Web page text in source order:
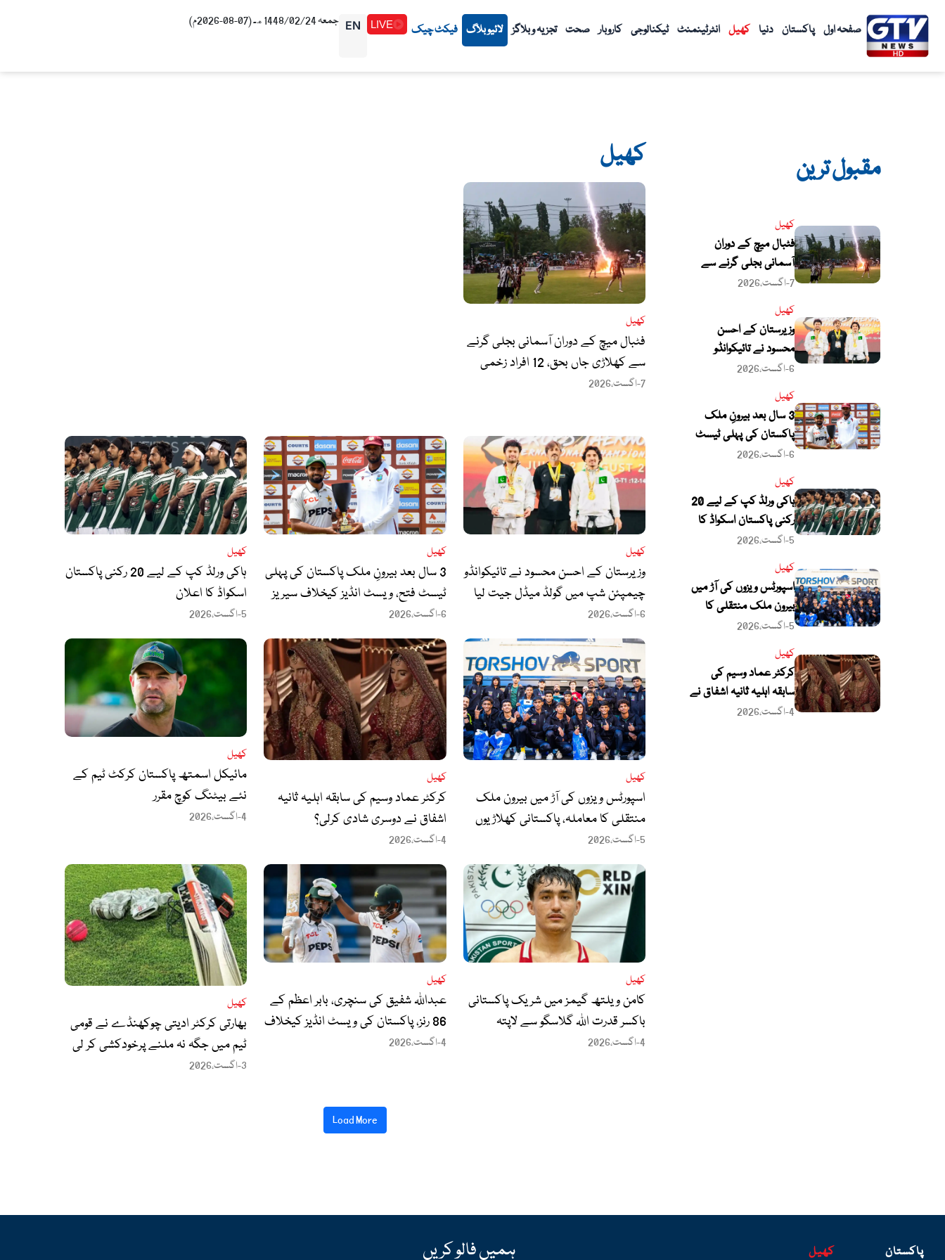
صفحہ اول پاکستان دنیا کھیل انٹرٹینمنٹ ٹیکنالوجی کاروبار صحت تجزیہ و بلاگز لائیو بلاگ فیکٹ چیک LIVE
EN جمعہ 1448/02/24هـ (07-08-2026م)
مقبول ترین
کھیل
فٹبال میچ کے دوران
آسمانی بجلی گرنے سے
زخمی
7-اگست،2026
کھیل
وزیرستان کے احسن
محسود نے تائیکوانڈو
چیمپئن شپ میں گولڈ
میڈل جیت لیا
6-اگست،2026
کھیل
3 سال بعد بیرونِ ملک
پاکستان کی پہلی ٹیسٹ
فتح، ویسٹ انڈیز کیخلاف
سیریز 1-1 سے برابر
6-اگست،2026
کھیل
ہاکی ورلڈ کپ کے لیے 20
رکنی پاکستان اسکواڈ کا
اعلان
5-اگست،2026
کھیل
اسپورٹس ویزوں کی آڑ میں
بیرون ملک منتقلی کا
معاملہ، پاکستانی
کھلاڑیوں کے غائب ہونے
پر سوالات اٹھ گئے
5-اگست،2026
کھیل
کرکٹر عماد وسیم کی
سابقہ اہلیہ ثانیہ اشفاق نے
دوسری شادی کرلی؟
4-اگست،2026
کھیل
کھیل
فٹبال میچ کے دوران آسمانی بجلی گرنے
سے کھلاڑی جاں بحق، 12 افراد زخمی
7-اگست،2026
کھیل
وزیرستان کے احسن محسود نے تائیکوانڈو
چیمپئن شپ میں گولڈ میڈل جیت لیا
6-اگست،2026
کھیل
3 سال بعد بیرونِ ملک پاکستان کی پہلی
ٹیسٹ فتح، ویسٹ انڈیز کیخلاف سیریز
1-1 سے برابر
6-اگست،2026
کھیل
ہاکی ورلڈ کپ کے لیے 20 رکنی پاکستان
اسکواڈ کا اعلان
5-اگست،2026
کھیل
اسپورٹس ویزوں کی آڑ میں بیرون ملک
منتقلی کا معاملہ، پاکستانی کھلاڑیوں
کے غائب ہونے پر سوالات اٹھ گئے
5-اگست،2026
کھیل
کرکٹر عماد وسیم کی سابقہ اہلیہ ثانیہ
اشفاق نے دوسری شادی کرلی؟
4-اگست،2026
کھیل
مائیکل اسمتھ پاکستان کرکٹ ٹیم کے
نئے بیٹنگ کوچ مقرر
4-اگست،2026
کھیل
کامن ویلتھ گیمز میں شریک پاکستانی
باکسر قدرت اللہ گلاسگو سے لاپتہ
4-اگست،2026
کھیل
عبداللہ شفیق کی سنچری، بابر اعظم کے
86 رنز، پاکستان کی ویسٹ انڈیز کیخلاف
میچ پر گرفت مضبوط
4-اگست،2026
کھیل
بھارتی کرکٹر ادیتی چوکھنڈے نے قومی
ٹیم میں جگہ نہ ملنے پرخودکشی کر لی
3-اگست،2026
Load More
پاکستان کھیل ہمیں فالو کریں